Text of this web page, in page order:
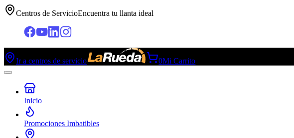
Centros de ServicioEncuentra tu llanta ideal
Ir a centros de servicio 0Mi Carrito
Inicio
Promociones Imbatibles